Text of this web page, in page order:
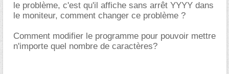
le problème, c'est qu'il affiche sans arrêt YYYY dans
le moniteur, comment changer ce problème ?
Comment modifier le programme pour pouvoir mettre
n'importe quel nombre de caractères?